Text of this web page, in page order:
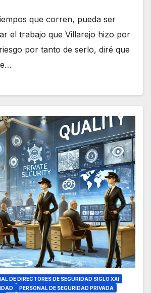
que corren, pueda ser
el trabajo que Villarejo hizo por
por tanto de serlo, diré que
DE DIRECTORES DE SEGURIDAD SIGLO XXI
PERSONAL DE SEGURIDAD PRIVADA